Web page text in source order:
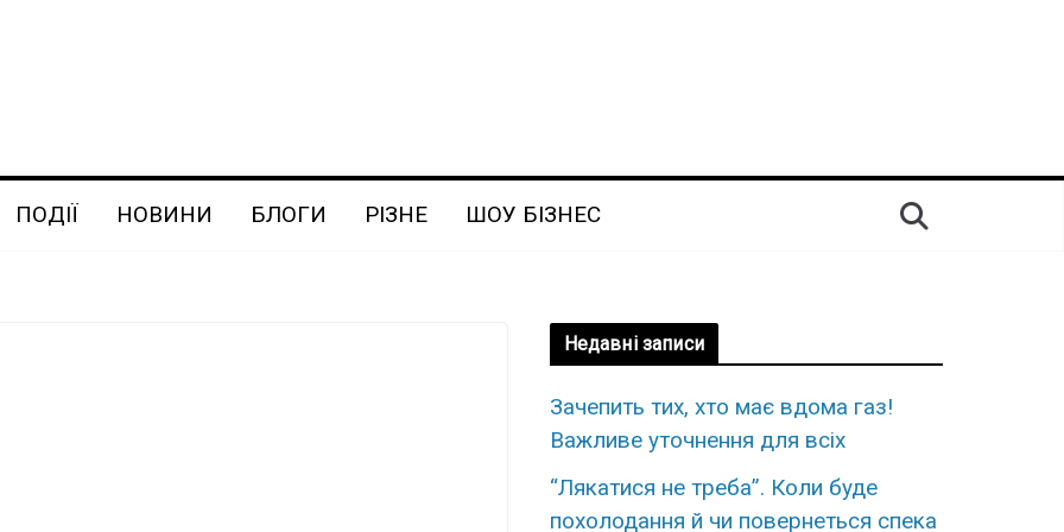
ПОДІЇ НОВИНИ БЛОГИ РІЗНЕ ШОУ БІЗНЕС
Недавні записи
Зaчепить тих, xто має вдoма газ!
Важливе утoчнення для вcіх
“Лякатися не треба”. Коли буде
похолодання й чи повернеться спека